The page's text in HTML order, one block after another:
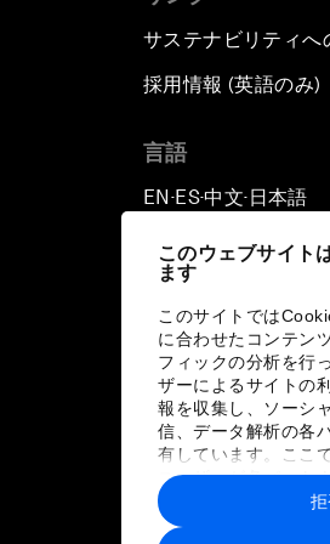
このウェブサイト
ます
このサイトでは
に合わせたコンテン
フィックの分析を行
ザーによるサイトの
報を収集し、ソーシ
信、データ解析の各
有しています。ここ
ユーザーが各パート
報や各パートナーの
に収集された情報と
サステナビリティへ
採用情報 (英語のみ)
言語
EN ▪ ES▪中文▪ 日本語